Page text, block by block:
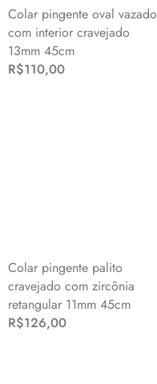
Colar pingente oval vazado
com interior cravejado
13mm 45cm
R$110,00
Colar pingente palito
cravejado com zircônia
retangular 11mm 45cm
R$126,00